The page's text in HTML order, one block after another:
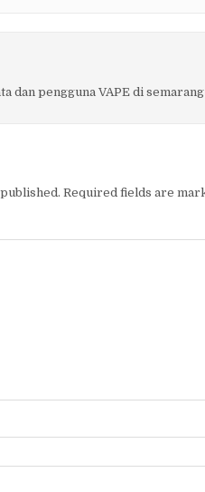
dan pengguna VAPE di semarang
Required fields are